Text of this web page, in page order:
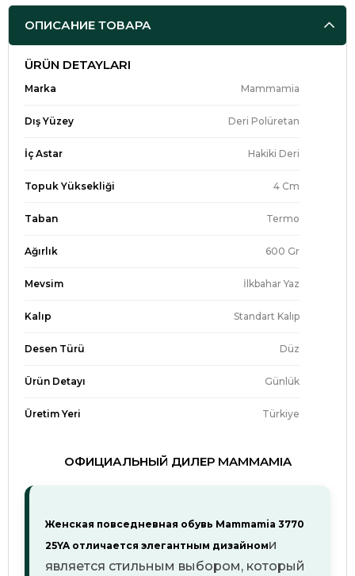
ОПИСАНИЕ ТОВАРА
ÜRÜN DETAYLARI
Marka Mammamia
Dış Yüzey Deri Polüretan
İç Astar Hakiki Deri
Topuk Yüksekliği 4 Cm
Taban Termo
Ağırlık 600 Gr
Mevsim İlkbahar Yaz
Kalıp Standart Kalıp
Desen Türü Düz
Ürün Detayı Günlük
Üretim Yeri Türkiye
ОФИЦИАЛЬНЫЙ ДИЛЕР MAMMAMIA
Женская повседневная обувь Mammamia 3770
25YA отличается элегантным дизайноми
является стильным выбором, который